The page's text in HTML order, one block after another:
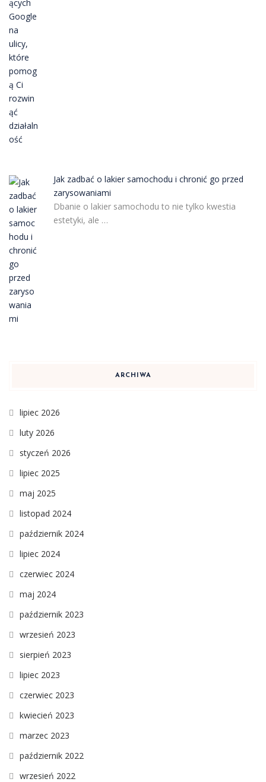
Jak zadbać o lakier samochodu i chronić go przed
zarysowaniami
Dbanie o lakier samochodu to nie tylko kwestia
estetyki, ale …
ARCHIWA
lipiec 2026
luty 2026
styczeń 2026
lipiec 2025
maj 2025
listopad 2024
październik 2024
lipiec 2024
czerwiec 2024
maj 2024
październik 2023
wrzesień 2023
sierpień 2023
lipiec 2023
czerwiec 2023
kwiecień 2023
marzec 2023
październik 2022
wrzesień 2022